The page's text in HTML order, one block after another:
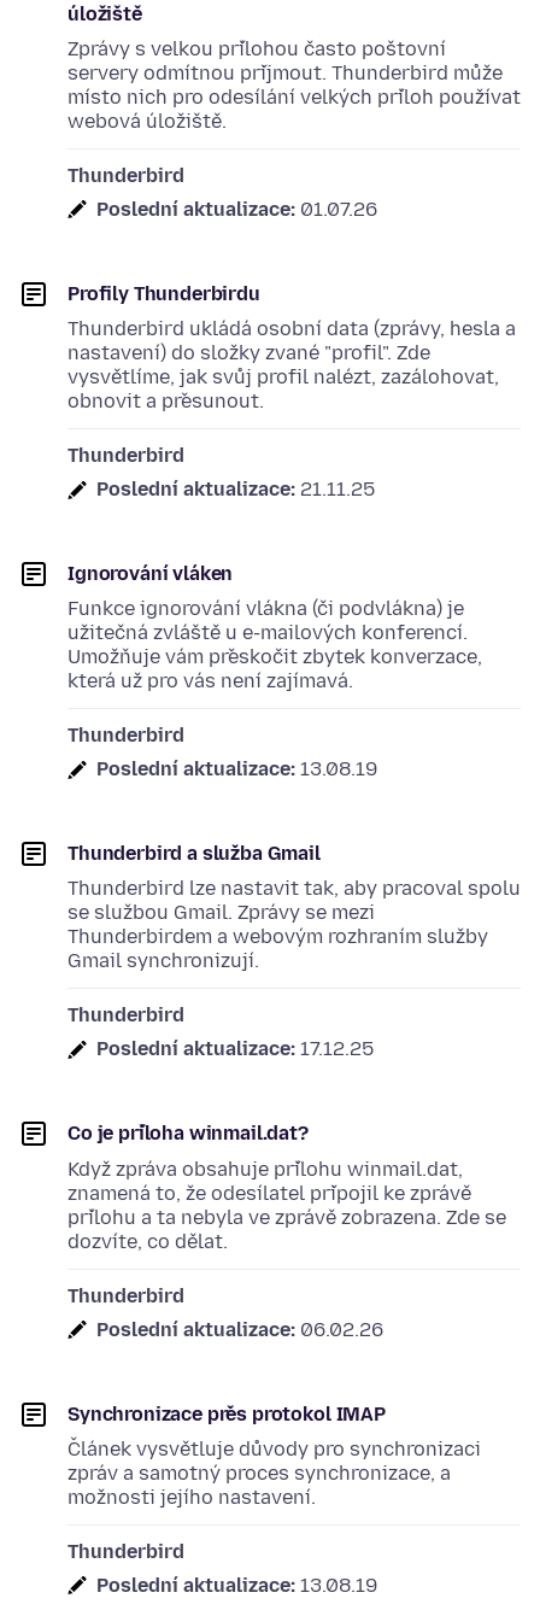
úložiště
Zprávy s velkou přílohou často poštovní
servery odmítnou přijmout. Thunderbird může
místo nich pro odesílání velkých příloh používat
webová úložiště.
Thunderbird
Poslední aktualizace: 01.07.26
Profily Thunderbirdu
Thunderbird ukládá osobní data (zprávy, hesla a
nastavení) do složky zvané "profil". Zde
vysvětlíme, jak svůj profil nalézt, zazálohovat,
obnovit a přesunout.
Thunderbird
Poslední aktualizace: 21.11.25
Ignorování vláken
Funkce ignorování vlákna (či podvlákna) je
užitečná zvláště u e-mailových konferencí.
Umožňuje vám přeskočit zbytek konverzace,
která už pro vás není zajímavá.
Thunderbird
Poslední aktualizace: 13.08.19
Thunderbird a služba Gmail
Thunderbird lze nastavit tak, aby pracoval spolu
se službou Gmail. Zprávy se mezi
Thunderbirdem a webovým rozhraním služby
Gmail synchronizují.
Thunderbird
Poslední aktualizace: 17.12.25
Co je příloha winmail.dat?
Když zpráva obsahuje přílohu winmail.dat,
znamená to, že odesílatel připojil ke zprávě
přílohu a ta nebyla ve zprávě zobrazena. Zde se
dozvíte, co dělat.
Thunderbird
Poslední aktualizace: 06.02.26
Synchronizace přes protokol IMAP
Článek vysvětluje důvody pro synchronizaci
zpráv a samotný proces synchronizace, a
možnosti jejího nastavení.
Thunderbird
Poslední aktualizace: 13.08.19